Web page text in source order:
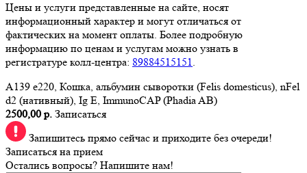
Цены и услуги представленные на сайте, носят
информационный характер и могут отличаться от
фактических на момент оплаты. Более подробную
информацию по ценам и услугам можно узнать в
регистратуре колл-центра: 89884515151.
A139 e220, Кошка, альбумин сыворотки (Felis domesticus), nFel
d2 (нативный), Ig E, ImmunoCAP (Phadia AB)
2500,00 р. Записаться
Запишитесь прямо сейчас и приходите без очереди!
Записаться на прием
Остались вопросы? Напишите нам!